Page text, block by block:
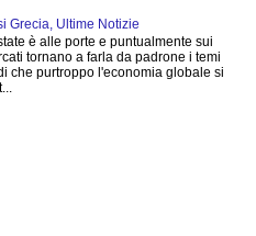
Grecia, Ultime Notizie
è alle porte e puntualmente sui
tornano a farla da padrone i temi
che purtroppo l'economia globale si